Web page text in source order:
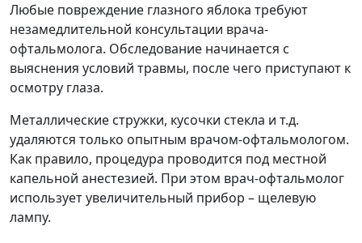
Любые повреждение глазного яблока требуют
незамедлительной консультации врача-
офтальмолога. Обследование начинается с
выяснения условий травмы, после чего приступают к
осмотру глаза.
Металлические стружки, кусочки стекла и т.д.
удаляются только опытным врачом-офтальмологом.
Как правило, процедура проводится под местной
капельной анестезией. При этом врач-офтальмолог
использует увеличительный прибор – щелевую
лампу.